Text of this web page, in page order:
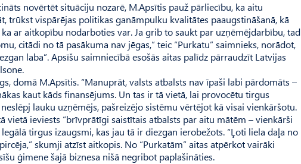
novērtēt situāciju nozarē, M.Apsītis pauž pārliecību, ka aitu
trūkst vispārējas politikas ganāmpulku kvalitātes paaugstināšanā, kā
ar aitkopību nodarboties var. Ja grib to saukt par uzņēmējdarbību, tad
citādi no tā pasākuma nav jēgas,” teic “Purkatu” saimnieks, norādot,
laba”. Apsīšu saimniecībā esošās aitas palīdz pārraudzīt Latvijas
domā M.Apsītis. “Manuprāt, valsts atbalsts nav īpaši labi pārdomāts –
kaut kāds finansējums. Un tas ir tā vietā, lai provocētu tirgus
lauku uzņēmējs, pašreizējo sistēmu vērtējot kā visai vienkāršotu.
ieviests “brīvprātīgi saistītais atbalsts par aitu mātēm – vienkārši
tirgus izaugsmi, kas jau tā ir diezgan ierobežots. “Ļoti liela daļa no
skumji atzīst aitkopis. No “Purkatām” aitas atpērkot vairāki
ģimene šajā biznesa nišā negribot paplašināties.